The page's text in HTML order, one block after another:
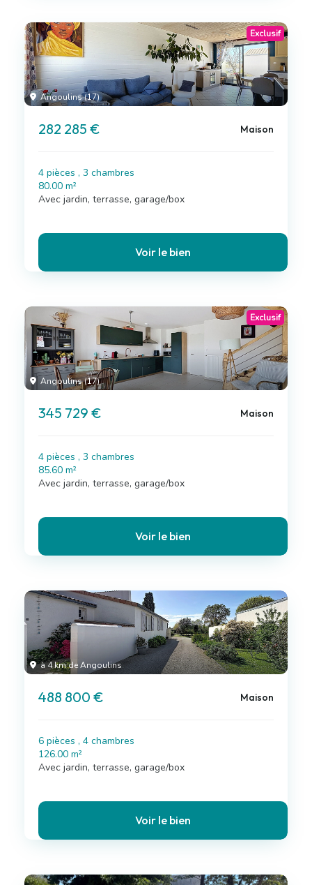
Angoulins (17)
Exclusif
282 285 € Maison
4 pièces , 3 chambres
80.00 m²
Avec jardin, terrasse, garage/box
Voir le bien
Angoulins (17)
Exclusif
345 729 € Maison
4 pièces , 3 chambres
85.60 m²
Avec jardin, terrasse, garage/box
Voir le bien
à 4 km de Angoulins
488 800 € Maison
6 pièces , 4 chambres
126.00 m²
Avec jardin, terrasse, garage/box
Voir le bien